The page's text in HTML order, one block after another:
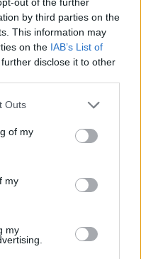
by third parties on the
This information may
on the IAB’s List of
disclose it to other
one or more Google
You may click to
its third-party tags to
in below Google
Outs
of my
my
my
σημειώθηκε λίγες
του Wang με
Τα παιδιά
γάμο μόνο όταν
στις 8
την πρόσβαση.
από τον έξω κόσμο
οικογένεια.
την